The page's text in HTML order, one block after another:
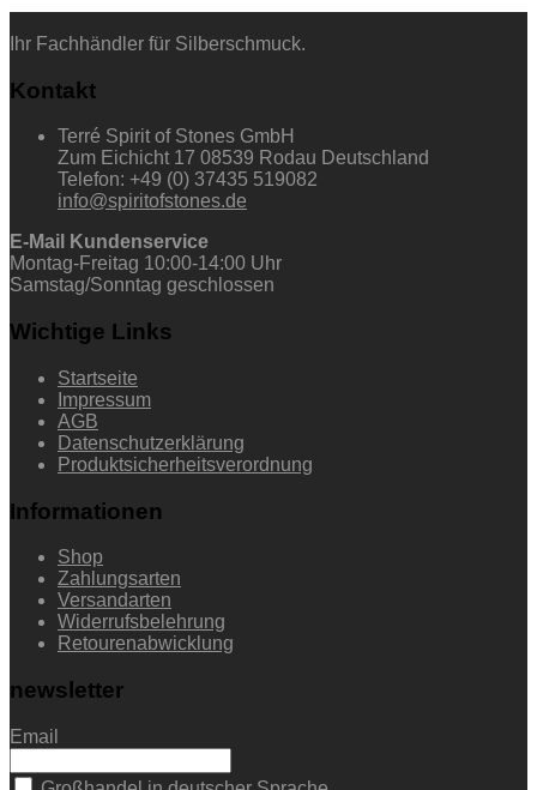
Ihr Fachhändler für Silberschmuck.
Kontakt
Terré Spirit of Stones GmbH
Zum Eichicht 17 08539 Rodau Deutschland
Telefon: +49 (0) 37435 519082
info@spiritofstones.de
E-Mail Kundenservice
Montag-Freitag 10:00-14:00 Uhr
Samstag/Sonntag geschlossen
Wichtige Links
Startseite
Impressum
AGB
Datenschutzerklärung
Produktsicherheitsverordnung
Informationen
Shop
Zahlungsarten
Versandarten
Widerrufsbelehrung
Retourenabwicklung
newsletter
Email